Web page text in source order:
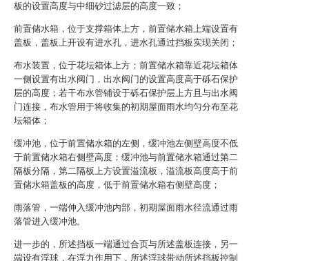
板的设置高度与中细砂过滤层的高度一致；
前置储水箱，位于支撑箱体上方，前置储水箱上端设置有
盖板，盖板上开设有进水孔，进水孔通过挡板实现关闭；
布水装置，位于花坛箱体上方；前置储水箱靠近花坛箱体
一侧设置有出水阀门，出水阀门的设置高度高于砾石保护
层的高度；若干布水管铺设于砾石保护层上方且与出水阀
门连接，布水管用于将收集的初期屋面雨水均匀分布至花
坛箱体；
缓冲池，位于前置储水箱的左侧，缓冲池左侧壁高度不低
于前置储水箱右侧壁高度；缓冲池与前置储水箱通过第二
隔板分隔，第二隔板上方设置溢流板，溢流板高度高于前
置储水箱盖板的高度，低于前置储水箱右侧壁高度；
雨落管，一端伸入缓冲池内部，初期屋面雨水径流通过雨
落管进入缓冲池。
进一步的，所述挡板一端通过合页与所述盖板连接，另一
端设有浮球，在浮力作用下，所述浮球带动所述挡板控制